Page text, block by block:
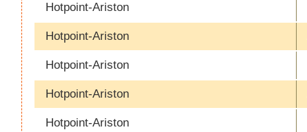
Hotpoint-Ariston
Hotpoint-Ariston
Hotpoint-Ariston
Hotpoint-Ariston
Hotpoint-Ariston